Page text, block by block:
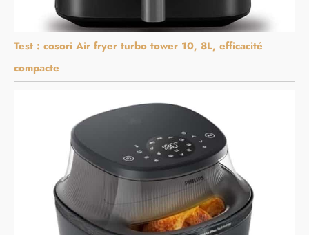
Test : cosori Air fryer turbo tower 10, 8L, efficacité
compacte